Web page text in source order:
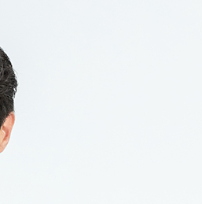
貨到付款
每筆NT$100，滿NT$699(含以上)免運費